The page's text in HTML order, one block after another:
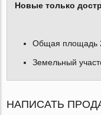
Новые только
Общая площадь
Земельный
НАПИСАТЬ